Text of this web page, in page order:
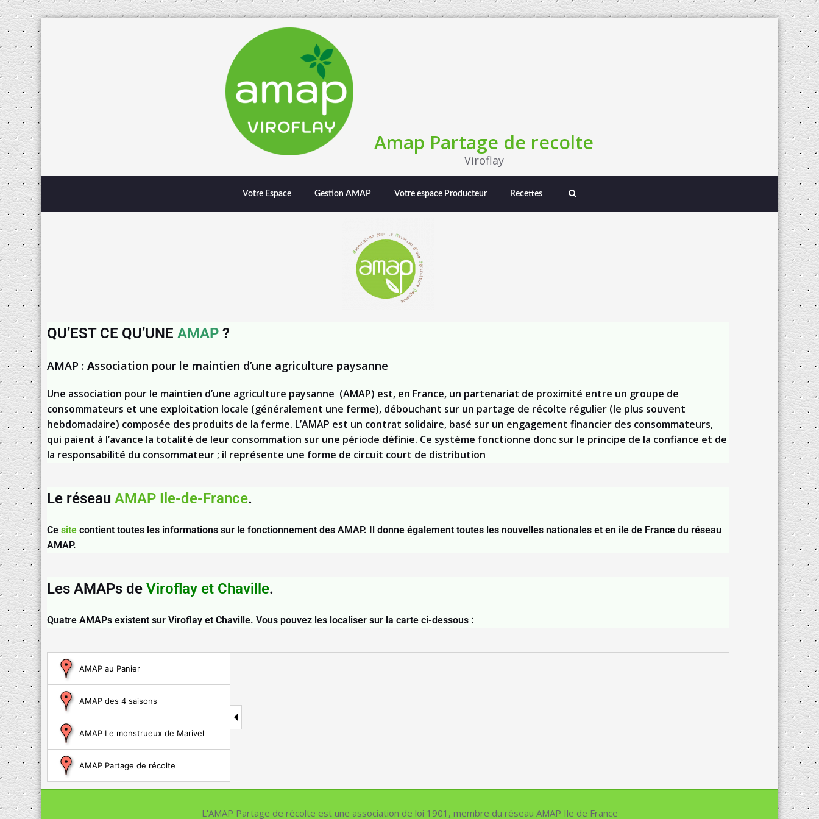
Amap Partage de recolte
Viroflay
Votre Espace Gestion AMAP Votre espace Producteur Recettes
QU’EST CE QU’UNE AMAP ?
AMAP : Association pour le maintien d’une agriculture paysanne
Une association pour le maintien d’une agriculture paysanne (AMAP) est, en France, un partenariat de proximité entre un groupe de
consommateurs et une exploitation locale (généralement une ferme), débouchant sur un partage de récolte régulier (le plus souvent
hebdomadaire) composée des produits de la ferme. L’AMAP est un contrat solidaire, basé sur un engagement financier des consommateurs,
qui paient à l’avance la totalité de leur consommation sur une période définie. Ce système fonctionne donc sur le principe de la confiance et de
la responsabilité du consommateur ; il représente une forme de circuit court de distribution
Le réseau AMAP Ile-de-France.
Ce site contient toutes les informations sur le fonctionnement des AMAP. Il donne également toutes les nouvelles nationales et en ile de France du réseau
AMAP.
Les AMAPs de Viroflay et Chaville.
Quatre AMAPs existent sur Viroflay et Chaville. Vous pouvez les localiser sur la carte ci-dessous :
AMAP au Panier
AMAP des 4 saisons
AMAP Le monstrueux de Marivel
AMAP Partage de récolte
L'AMAP Partage de récolte est une association de loi 1901, membre du réseau AMAP Ile de France